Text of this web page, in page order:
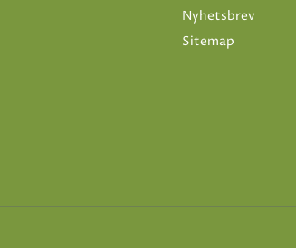
Nyhetsbrev
Sitemap